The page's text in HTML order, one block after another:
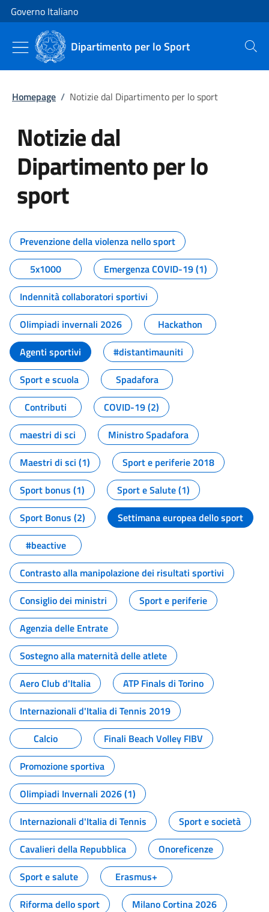
Vai al contenuto
Vai alla navigazione del sito
Governo Italiano
Dipartimento per lo Sport Cerca
Homepage / Notizie dal Dipartimento per lo sport
Notizie dal
Dipartimento per lo
sport
Tutti i contenuti della pagina
Prevenzione della violenza nello sport
5x1000
Emergenza COVID-19 (1)
Indennità collaboratori sportivi
Olimpiadi invernali 2026
Hackathon
Agenti sportivi
#distantimauniti
Sport e scuola
Spadafora
Contributi
COVID-19 (2)
maestri di sci
Ministro Spadafora
Maestri di sci (1)
Sport e periferie 2018
Sport bonus (1)
Sport e Salute (1)
Sport Bonus (2)
Settimana europea dello sport
#beactive
Contrasto alla manipolazione dei risultati sportivi
Consiglio dei ministri
Sport e periferie
Agenzia delle Entrate
Sostegno alla maternità delle atlete
Aero Club d'Italia
ATP Finals di Torino
Internazionali d'Italia di Tennis 2019
Calcio
Finali Beach Volley FIBV
Promozione sportiva
Olimpiadi Invernali 2026 (1)
Internazionali d'Italia di Tennis
Sport e società
Cavalieri della Repubblica
Onoreficenze
Sport e salute
Erasmus+
Riforma dello sport
Milano Cortina 2026